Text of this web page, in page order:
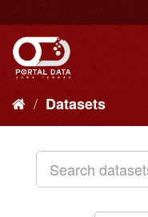
to
content
Datasets